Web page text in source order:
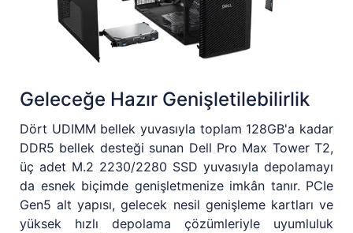
Geleceğe Hazır Genişletilebilirlik
Dört UDIMM bellek yuvasıyla toplam 128GB'a kadar
DDR5 bellek desteği sunan Dell Pro Max Tower T2,
üç adet M.2 2230/2280 SSD yuvasıyla depolamayı
da esnek biçimde genişletmenize imkân tanır. PCIe
Gen5 alt yapısı, gelecek nesil genişleme kartları ve
yüksek hızlı depolama çözümleriyle uyumluluk